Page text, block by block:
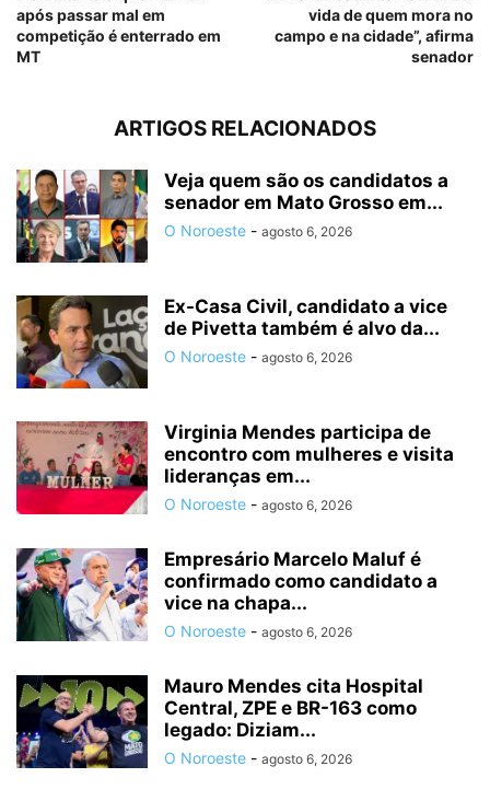
após passar mal em
competição é enterrado em
MT
vida de quem mora no
campo e na cidade”, afirma
senador
ARTIGOS RELACIONADOS
Veja quem são os candidatos a
senador em Mato Grosso em...
O Noroeste - agosto 6, 2026
Ex-Casa Civil, candidato a vice
de Pivetta também é alvo da...
O Noroeste - agosto 6, 2026
Virginia Mendes participa de
encontro com mulheres e visita
lideranças em...
O Noroeste - agosto 6, 2026
Empresário Marcelo Maluf é
confirmado como candidato a
vice na chapa...
O Noroeste - agosto 6, 2026
Mauro Mendes cita Hospital
Central, ZPE e BR-163 como
legado: Diziam...
O Noroeste - agosto 6, 2026